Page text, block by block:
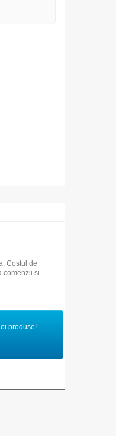
Costul de
comenzii si
produse!